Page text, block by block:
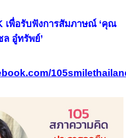
เพื่อรับฟังการสัมภาษณ์ ‘คุณ
ล อู๋ทรัพย์’